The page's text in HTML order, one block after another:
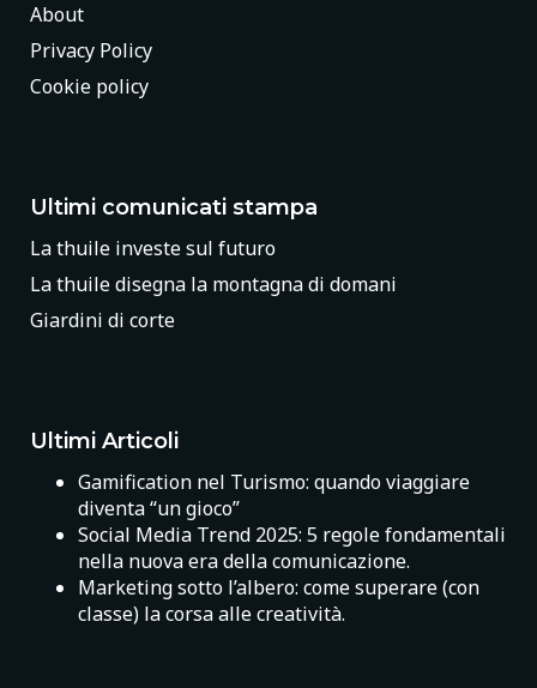
About
Privacy Policy
Cookie policy
Ultimi comunicati stampa
La thuile investe sul futuro
La thuile disegna la montagna di domani
Giardini di corte
Ultimi Articoli
Gamification nel Turismo: quando viaggiare
diventa “un gioco”
Social Media Trend 2025: 5 regole fondamentali
nella nuova era della comunicazione.
Marketing sotto l’albero: come superare (con
classe) la corsa alle creatività.